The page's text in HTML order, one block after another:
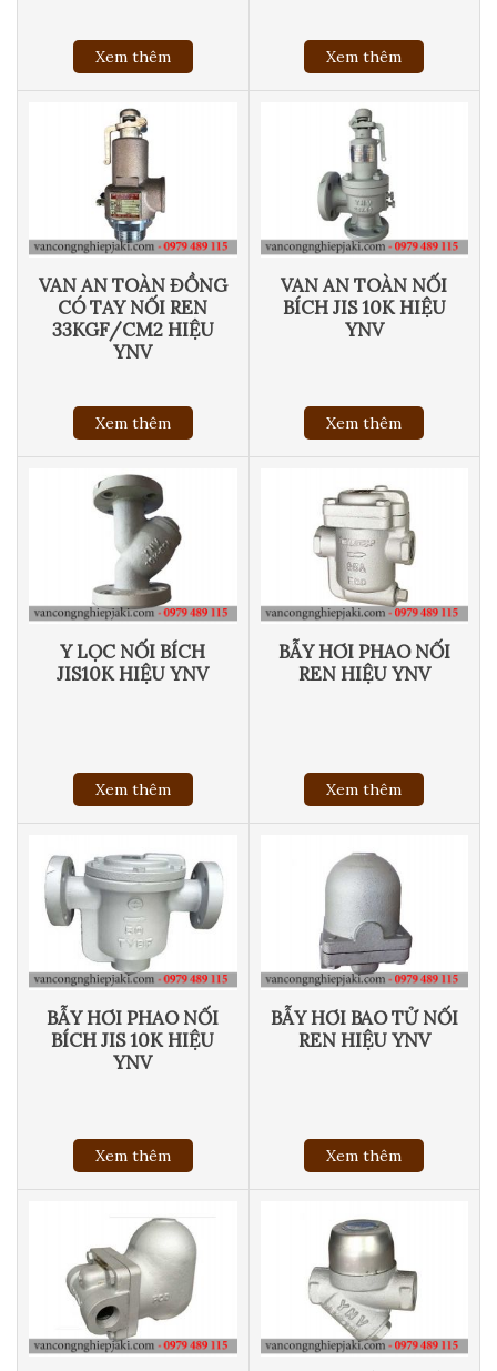
Xem thêm Xem thêm
VAN AN TOÀN ĐỒNG
CÓ TAY NỐI REN
33KGF/CM2 HIỆU
YNV
Xem thêm
VAN AN TOÀN NỐI
BÍCH JIS 10K HIỆU
YNV
Xem thêm
Y LỌC NỐI BÍCH
JIS10K HIỆU YNV
Xem thêm
BẪY HƠI PHAO NỐI
REN HIỆU YNV
Xem thêm
BẪY HƠI PHAO NỐI
BÍCH JIS 10K HIỆU
YNV
Xem thêm
BẪY HƠI BAO TỬ NỐI
REN HIỆU YNV
Xem thêm